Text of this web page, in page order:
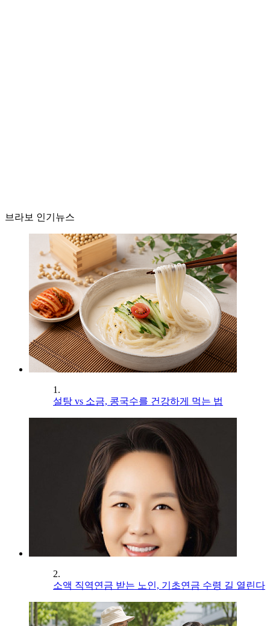
브라보 인기뉴스
1.
설탕 vs 소금, 콩국수를 건강하게 먹는 법
2.
소액 직역연금 받는 노인, 기초연금 수령 길 열린다